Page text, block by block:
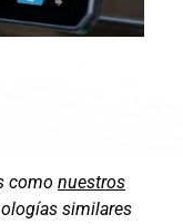
como nuestros
similares